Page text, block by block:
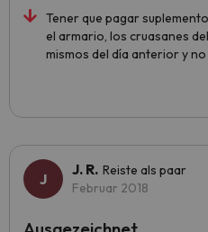
Tener que pagar
el armario, los cruasanes
mismos del día anterior y
J. R. Reiste als paar
Februar 2018